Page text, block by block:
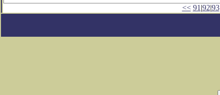
<< 91 |92|93